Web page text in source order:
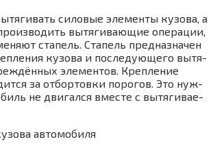
сило­вые эле­мен­ты кузо­ва, а
вытя­ги­ва­ю­щие опе­ра­ции,
ста­пель. Ста­пель пред­на­зна­чен
кузо­ва и после­ду­ю­ще­го вытя­
эле­мен­тов. Креп­ле­ние
за отбор­тов­ки поро­гов. Это нуж­
не дви­гал­ся вме­сте с вытя­ги­ва­е­